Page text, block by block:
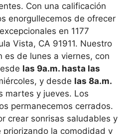
Con una calificación
enorgullecemos de ofrecer
en 1177
Vista, CA 91911. Nuestro
es de lunes a viernes, con
las 9a.m. hasta las
y desde las 8a.m.
martes y jueves. Los
permanecemos cerrados.
crear sonrisas saludables y
priorizando la comodidad y